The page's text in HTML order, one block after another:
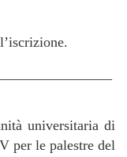
universitaria di
per le palestre del